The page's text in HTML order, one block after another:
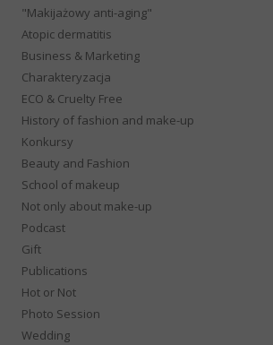
"Makijażowy anti-aging"
Atopic dermatitis
Business & Marketing
Charakteryzacja
ECO & Cruelty Free
History of fashion and make-up
Konkursy
Beauty and Fashion
School of makeup
Not only about make-up
Podcast
Gift
Publications
Hot or Not
Photo Session
Wedding